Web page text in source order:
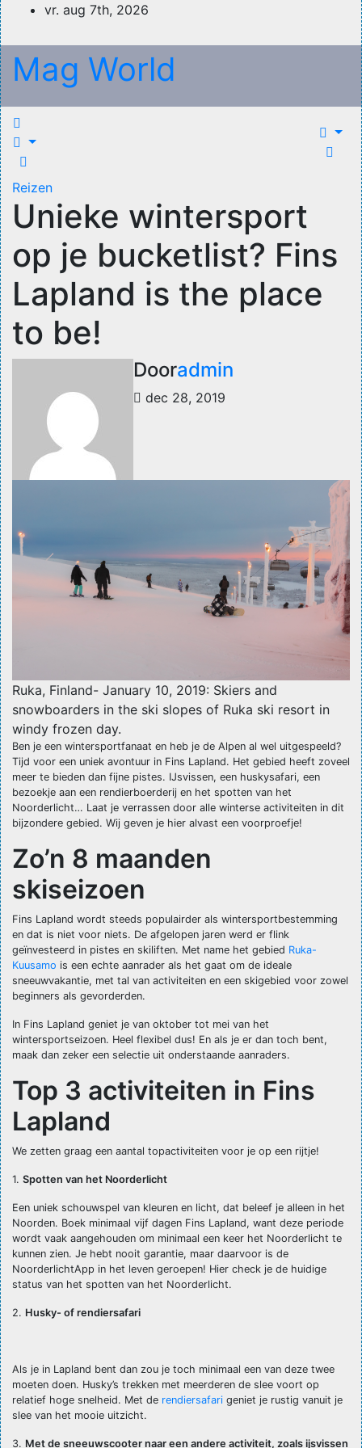
Ga
naar
de
inhoud
vr. aug 7th, 2026
Mag World
Reizen
Unieke wintersport
op je bucketlist? Fins
Lapland is the place
to be!
Dooradmin
dec 28, 2019
Ruka, Finland- January 10, 2019: Skiers and
snowboarders in the ski slopes of Ruka ski resort in
windy frozen day.
Ben je een wintersportfanaat en heb je de Alpen al wel uitgespeeld?
Tijd voor een uniek avontuur in Fins Lapland. Het gebied heeft zoveel
meer te bieden dan fijne pistes. IJsvissen, een huskysafari, een
bezoekje aan een rendierboerderij en het spotten van het
Noorderlicht… Laat je verrassen door alle winterse activiteiten in dit
bijzondere gebied. Wij geven je hier alvast een voorproefje!
Zo’n 8 maanden
skiseizoen
Fins Lapland wordt steeds populairder als wintersportbestemming
en dat is niet voor niets. De afgelopen jaren werd er flink
geïnvesteerd in pistes en skiliften. Met name het gebied Ruka-
Kuusamo is een echte aanrader als het gaat om de ideale
sneeuwvakantie, met tal van activiteiten en een skigebied voor zowel
beginners als gevorderden.
In Fins Lapland geniet je van oktober tot mei van het
wintersportseizoen. Heel flexibel dus! En als je er dan toch bent,
maak dan zeker een selectie uit onderstaande aanraders.
Top 3 activiteiten in Fins
Lapland
We zetten graag een aantal topactiviteiten voor je op een rijtje!
1. Spotten van het Noorderlicht
Een uniek schouwspel van kleuren en licht, dat beleef je alleen in het
Noorden. Boek minimaal vijf dagen Fins Lapland, want deze periode
wordt vaak aangehouden om minimaal een keer het Noorderlicht te
kunnen zien. Je hebt nooit garantie, maar daarvoor is de
NoorderlichtApp in het leven geroepen! Hier check je de huidige
status van het spotten van het Noorderlicht.
2. Husky- of rendiersafari
Als je in Lapland bent dan zou je toch minimaal een van deze twee
moeten doen. Husky’s trekken met meerderen de slee voort op
relatief hoge snelheid. Met de rendiersafari geniet je rustig vanuit je
slee van het mooie uitzicht.
3. Met de sneeuwscooter naar een andere activiteit, zoals ijsvissen